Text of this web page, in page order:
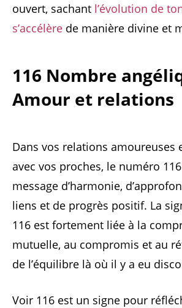
ouvert, sachant l’évolution de
s’accélère de manière divine et
116 Nombre
Amour et relations
Dans vos relations amoureuses
avec vos proches, le numéro
message d’harmonie,
liens et de progrès positif. La
116 est fortement liée à la
mutuelle, au compromis et au
de l’équilibre là où il y a eu
Voir 116 est un signe pour